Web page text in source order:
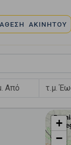
ΑΚΙΝΗΤΟΥ
+
−